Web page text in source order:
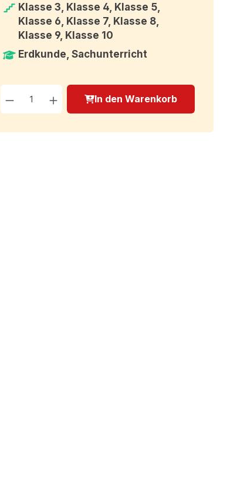
Klasse 3, Klasse 4, Klasse 5,
Klasse 6, Klasse 7, Klasse 8,
Klasse 9, Klasse 10
Erdkunde, Sachunterricht
Produkt Anzahl: Gib
In den Warenkorb